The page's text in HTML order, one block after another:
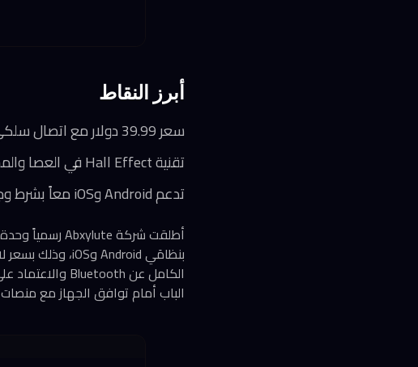
أبرز النقاط
سعر 39.99 دولار مع اتصال سلكي مباشر يُغني عن البطارية ويخفّض التكلفة
تقنية Hall Effect في العصا والمحفزات تقضي عملياً على مشكلة الانجراف المزمنة
تدعم Android وiOS معاً بشرط وجود منفذ USB-C وطول جهاز أقصاه 216 ملم
الباب أمام توافق الجهاز مع منصات Nintendo Switch وSwitch 2.